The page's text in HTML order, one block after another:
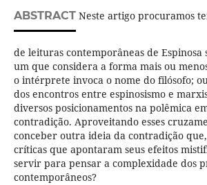
ABSTRACTNeste artigo procuramos
de leituras contemporâneas de Espinosa
um que considera a forma mais ou
o intérprete invoca o nome do filósofo;
dos encontros entre espinosismo e
diversos posicionamentos na polêmica
contradição. Aproveitando esses
conceber outra ideia da contradição
críticas que apontaram seus efeitos
servir para pensar a complexidade dos
contemporâneos?